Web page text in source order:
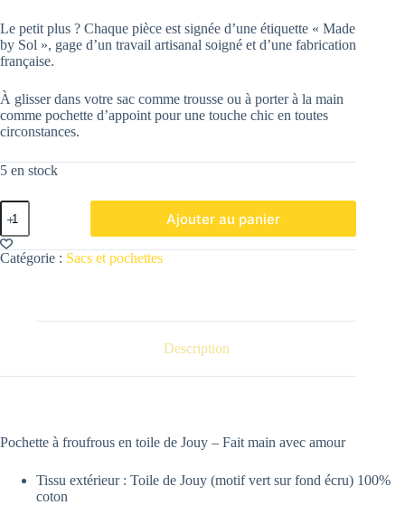
Le petit plus ? Chaque pièce est signée d’une étiquette « Made
by Sol », gage d’un travail artisanal soigné et d’une fabrication
française.
À glisser dans votre sac comme trousse ou à porter à la main
comme pochette d’appoint pour une touche chic en toutes
circonstances.
5 en stock
quantité
de
Pochette
à
volants
Ajouter au panier
Catégorie : Sacs et pochettes
Description
Pochette à froufrous en toile de Jouy – Fait main avec amour
Tissu extérieur : Toile de Jouy (motif vert sur fond écru) 100%
coton